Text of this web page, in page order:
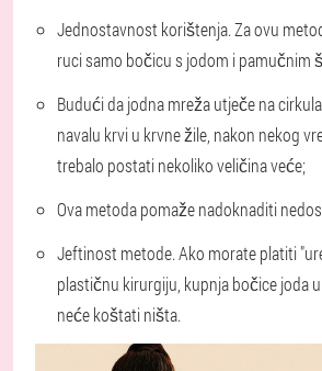
Jednostavnost korištenja. Za ovu
ruci samo bočicu s jodom i pamučnim
Budući da jodna mreža utječe na
navalu krvi u krvne žile, nakon nekog
trebalo postati nekoliko veličina veće;
Ova metoda pomaže nadoknaditi
Jeftinost metode. Ako morate platiti
plastičnu kirurgiju, kupnja bočice joda
neće koštati ništa.